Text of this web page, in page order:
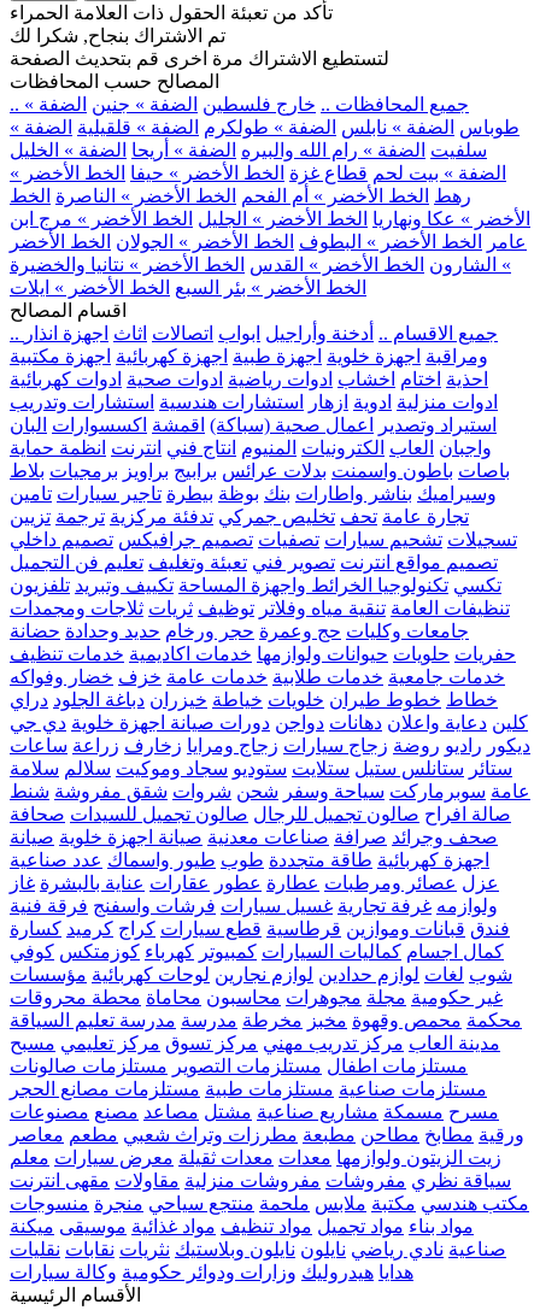
تأكد من تعبئة الحقول ذات العلامة الحمراء
تم الاشتراك بنجاح, شكرا لك
لتستطيع الاشتراك مرة اخرى قم بتحديث الصفحة
المصالح حسب المحافظات
.. جميع المحافظات .. خارج فلسطين الضفة » جنين الضفة »
طوباس الضفة » نابلس الضفة » طولكرم الضفة » قلقيلية الضفة »
سلفيت الضفة » رام الله والبيره الضفة » أريحا الضفة » الخليل
الضفة » بيت لحم قطاع غزة الخط الأخضر » حيفا الخط الأخضر »
رهط الخط الأخضر » أم الفحم الخط الأخضر » الناصرة الخط
الأخضر » عكا ونهاريا الخط الأخضر » الجليل الخط الأخضر » مرج ابن
عامر
الخط الأخضر » البطوف الخط الأخضر » الجولان الخط الأخضر
» الشارون الخط الأخضر » القدس الخط الأخضر » نتانيا والخضيرة
الخط الأخضر » بئر السبع الخط الأخضر » ايلات
اقسام المصالح
.. جميع الاقسام .. أدخنة وأراجيل ابواب اتصالات اثاث اجهزة انذار
ومراقبة اجهزة خلوية اجهزة طبية اجهزة كهربائية اجهزة مكتبية
احذية اختام اخشاب ادوات رياضية ادوات صحية ادوات كهربائية
ادوات منزلية ادوية ازهار استشارات هندسية استشارات وتدريب
استيراد وتصدير
اعمال صحية (سباكة) اقمشة اكسسوارات البان
واجبان العاب الكترونيات المنيوم انتاج فني انترنت انظمة حماية
باصات باطون واسمنت بدلات عرائس برابيج براويز برمجيات بلاط
وسيراميك بناشر واطارات بنك بوظة بيطرة تاجير سيارات تامين
تجارة عامة تحف تخليص جمركي تدفئة مركزية ترجمة تزيين
تسجيلات تشحيم سيارات تصفيات تصميم جرافيكس تصميم داخلي
تصميم مواقع انترنت تصوير فني تعبئة وتغليف تعليم فن التجميل
تكسي تكنولوجيا الخرائط واجهزة المساحة تكييف وتبريد تلفزيون
تنظيفات العامة تنقية مياه وفلاتر توظيف ثريات ثلاجات ومجمدات
جامعات وكليات حج وعمرة حجر ورخام حديد وحدادة حضانة
حفريات حلويات حيوانات ولوازمها خدمات اكاديمية خدمات تنظيف
خدمات جامعية خدمات طلابية خدمات عامة خزف خضار وفواكه
خطاط خطوط طيران خلويات خياطة خيزران دباغة الجلود دراي
كلين دعاية واعلان دهانات دواجن دورات صيانة اجهزة خلوية دي جي
ديكور راديو روضة زجاج سيارات زجاج ومرايا زخارف زراعة ساعات
ستائر ستانلس ستيل ستلايت ستوديو سجاد وموكيت سلالم سلامة
عامة سوبرماركت سياحة وسفر شحن شروات شقق مفروشة شنط
صالة افراح صالون تجميل للرجال صالون تجميل للسيدات صحافة
صحف وجرائد صرافة صناعات معدنية صيانة اجهزة خلوية صيانة
اجهزة كهربائية طاقة متجددة طوب طيور واسماك عدد صناعية
عزل عصائر ومرطبات عطارة عطور عقارات عناية بالبشرة غاز
ولوازمه غرفة تجارية غسيل سيارات فرشات واسفنج فرقة فنية
فندق قبانات وموازين قرطاسية قطع سيارات كراج كرميد كسارة
كمال اجسام كماليات السيارات كمبيوتر كهرباء كوزمتكس كوفي
شوب لغات لوازم حدادين لوازم نجارين لوحات كهربائية مؤسسات
غير حكومية مجلة مجوهرات محاسبون محاماة محطة محروقات
محكمة محمص وقهوة مخبز مخرطة مدرسة مدرسة تعليم السياقة
مدينة العاب مركز تدريب مهني مركز تسوق مركز تعليمي مسبح
مستلزمات اطفال مستلزمات التصوير مستلزمات صالونات
مستلزمات صناعية مستلزمات طبية مستلزمات مصانع الحجر
مسرح مسمكة مشاريع صناعية مشتل مصاعد مصنع مصنوعات
ورقية مطابخ مطاحن مطبعة مطرزات وتراث شعبي مطعم معاصر
زيت الزيتون ولوازمها معدات معدات ثقيلة معرض سيارات معلم
سياقة نظري مفروشات مفروشات منزلية مقاولات مقهى انترنت
مكتب هندسي مكتبة ملابس ملحمة منتجع سياحي منجرة منسوجات
مواد بناء مواد تجميل مواد تنظيف مواد غذائية موسيقى ميكنة
صناعية نادي رياضي نايلون نايلون وبلاستيك نثريات نقابات نقليات
هدايا هيدروليك وزارات ودوائر حكومية وكالة سيارات
الأقسام الرئيسية